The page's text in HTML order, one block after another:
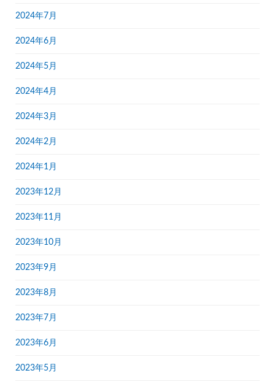
2024年7月
2024年6月
2024年5月
2024年4月
2024年3月
2024年2月
2024年1月
2023年12月
2023年11月
2023年10月
2023年9月
2023年8月
2023年7月
2023年6月
2023年5月